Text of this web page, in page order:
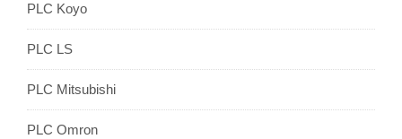
PLC Koyo
PLC LS
PLC Mitsubishi
PLC Omron